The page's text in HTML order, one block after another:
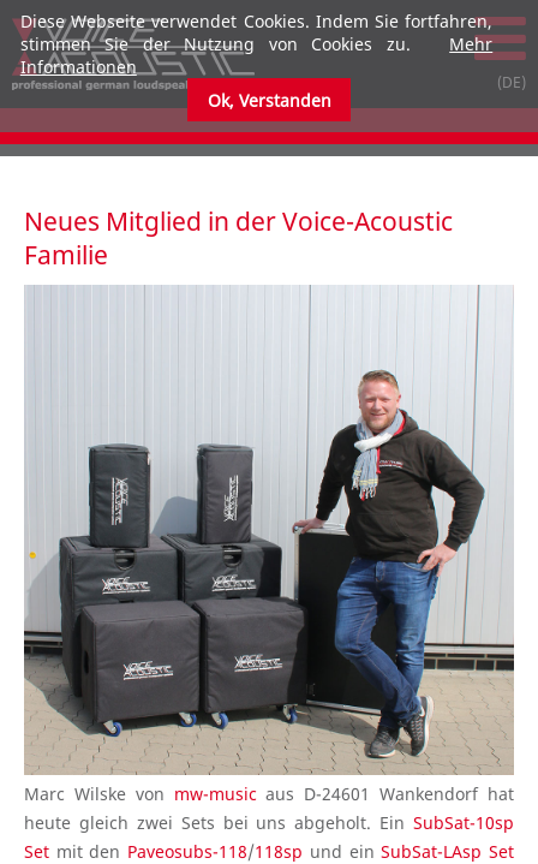
Neues Mitglied in der Voice-Acoustic
Familie
Marc Wilske von mw-music aus D-24601 Wankendorf hat
heute gleich zwei Sets bei uns abgeholt. Ein SubSat-10sp
Set mit den Paveosubs-118/118sp und einSubSat-LAsp Set
Diese Webseite verwendet Cookies. Indem Sie fortfahren,
stimmen Sie der Nutzung von Cookies zu.
Mehr
Informationen
Ok, Verstanden